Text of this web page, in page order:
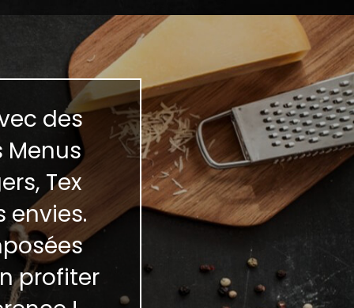
des
Tex
envies.
profiter